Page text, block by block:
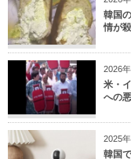
韓国
情が
2026
米・
への
2025
韓国